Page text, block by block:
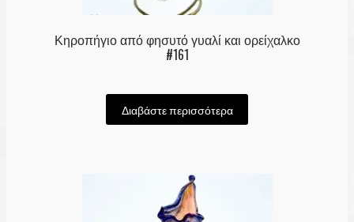
Κηροπήγιο από φησυτό γυαλί και ορείχαλκο
#161
Διαβάστε περισσότερα